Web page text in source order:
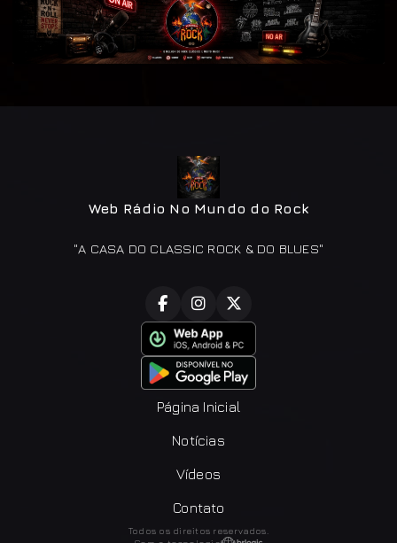
Web Rádio No Mundo do Rock
"A CASA DO CLASSIC ROCK & DO BLUES"
Página Inicial
Notícias
Vídeos
Contato
Todos os direitos reservados.